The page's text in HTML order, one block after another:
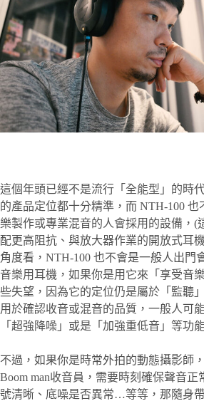
這個年頭已經不是流行「全能型」的時
的產品定位都十分精準，而 NTH-100 也
樂製作或專業混音的人會採用的設備，(
配更高阻抗、與放大器作業的開放式耳
角度看，NTH-100 也不會是一般人出門
音樂用耳機，如果你是用它來「享受音
些失望，因為它的定位仍是屬於「監聽
用於確認收音或混音的品質，一般人可
「超強降噪」或是「加強重低音」等功
不過，如果你是時常外拍的動態攝影師
Boom man收音員，需要時刻確保聲音正
號清晰、底噪是否異常…等等，那隨身